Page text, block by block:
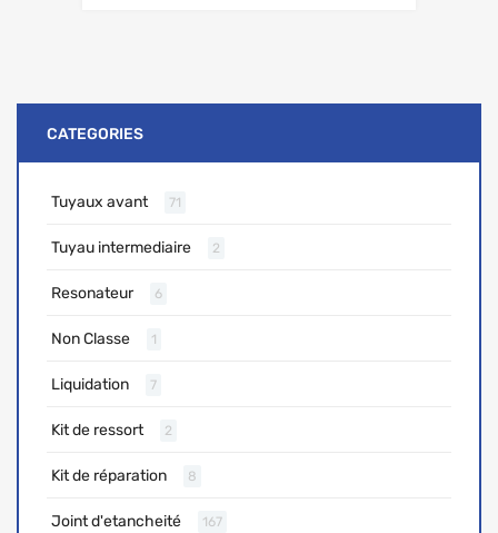
CATEGORIES
Tuyaux avant 71
Tuyau intermediaire 2
Resonateur 6
Non Classe 1
Liquidation 7
Kit de ressort 2
Kit de réparation 8
Joint d'etancheité 167